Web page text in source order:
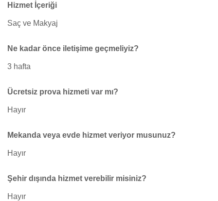
Hizmet İçeriği
Saç ve Makyaj
Ne kadar önce iletişime geçmeliyiz?
3 hafta
Ücretsiz prova hizmeti var mı?
Hayır
Mekanda veya evde hizmet veriyor musunuz?
Hayır
Şehir dışında hizmet verebilir misiniz?
Hayır